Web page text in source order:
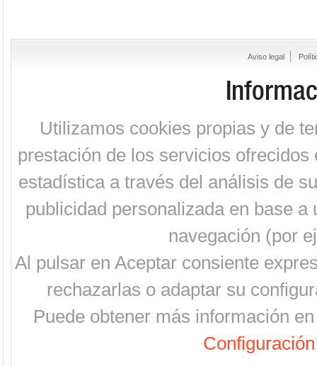
Aviso legal
Utilizamos cookies propias y de
prestación de los servicios
estadística a través del análisis de
publicidad personalizada en base
navegación (por
Al pulsar en Aceptar consiente
rechazarlas o adaptar su
Puede obtener más información